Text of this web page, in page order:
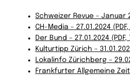
Schweizer Revue – Januar
CH-Media – 27.01.2024
Der Bund – 27.01.2024 (PDF,
Kulturtipp Zürich –
Lokalinfo Zürichberg –
Frankfurter Allgemeine